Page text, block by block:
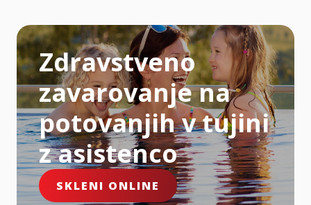
Zdravstveno
zavarovanje na
potovanjih v tujini
z asistenco
SKLENI ONLINE